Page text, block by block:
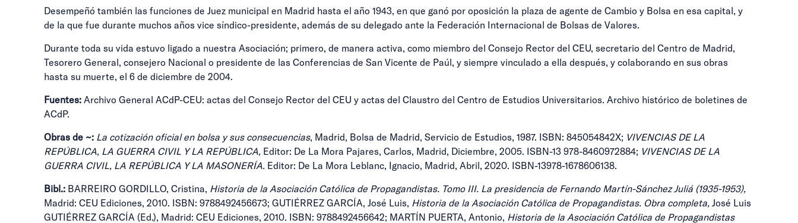
Desempeñó también las funciones de Juez municipal en Madrid hasta el año 1943, en que ganó por oposición la plaza de agente de Cambio y Bolsa en esa capital, y
de la que fue durante muchos años vice síndico-presidente, además de su delegado ante la Federación Internacional de Bolsas de Valores.
Durante toda su vida estuvo ligado a nuestra Asociación; primero, de manera activa, como miembro del Consejo Rector del CEU, secretario del Centro de Madrid,
Tesorero General, consejero Nacional o presidente de las Conferencias de San Vicente de Paúl, y siempre vinculado a ella después, y colaborando en sus obras
hasta su muerte, el 6 de diciembre de 2004.
Fuentes:Archivo General ACdP-CEU: actas del Consejo Rector del CEU y actas del Claustro del Centro de Estudios Universitarios. Archivo histórico de boletines de
ACdP.
Obras de ~: La cotización oficial en bolsa y sus consecuencias, Madrid, Bolsa de Madrid, Servicio de Estudios, 1987. ISBN: 845054842X; VIVENCIAS DE LA
REPÚBLICA, LA GUERRA CIVIL Y LA REPÚBLICA, Editor: De La Mora Pajares, Carlos, Madrid, Diciembre, 2005. ISBN-13 978-8460972884; VIVENCIAS DE LA
GUERRA CIVIL, LA REPÚBLICA Y LA MASONERÍA. Editor: De La Mora Leblanc, Ignacio, Madrid, Abril, 2020. ISBN-13978-1678606138.
Bibl.: BARREIRO GORDILLO, Cristina, Historia de la Asociación Católica de Propagandistas. Tomo III. La presidencia de Fernando Martín-Sánchez Juliá (1935-1953),
Madrid: CEU Ediciones, 2010. ISBN: 9788492456673; GUTIÉRREZ GARCÍA, José Luis, Historia de la Asociación Católica de Propagandistas. Obra completa, José Luis
GUTIÉRREZ GARCÍA (Ed.), Madrid: CEU Ediciones, 2010. ISBN: 9788492456642; MARTÍN PUERTA, Antonio, Historia de la Asociación Católica de Propagandistas